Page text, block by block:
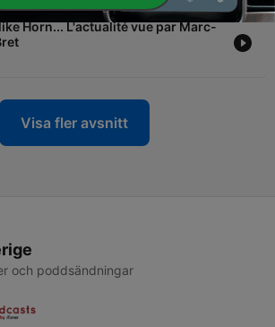
Horn... L'actualité vue par Marc-
Visa fler avsnitt
och poddsändningar